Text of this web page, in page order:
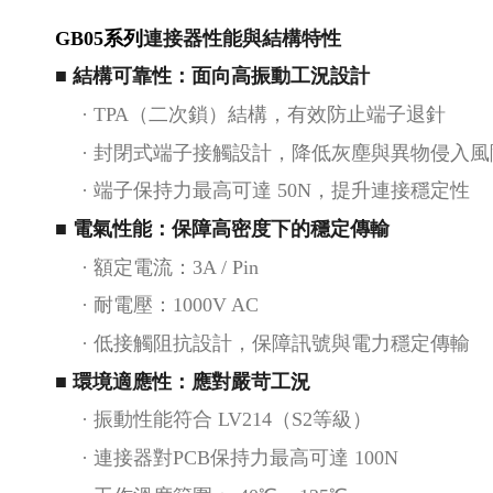
GB05系列 連接器性能與結構特性
■ 結構可靠性：面向高振動工況設計
· TPA（二次鎖）結構，有效防止端子退針
· 封閉式端子接觸設計，降低灰塵與異物侵入
· 端子保持力最高可達 50N，提升連接穩定性
■ 電氣性能：保障高密度下的穩定傳輸
· 額定電流： 3A / Pin
· 耐電壓： 1000V AC
· 低接觸阻抗設計，保障訊號與電力穩定傳輸
■ 環境適應性：應對嚴苛工況
· 振動性能符合 LV214（S2等級）
· 連接器對PCB保持力最高可達 100N